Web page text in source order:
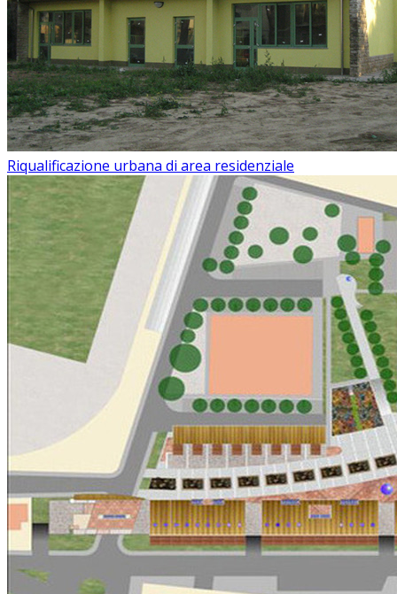
Riqualificazione urbana di area residenziale